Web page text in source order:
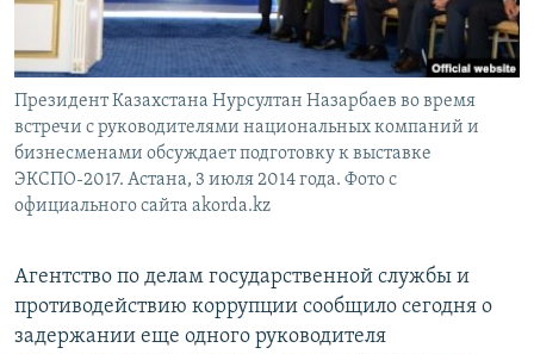
Президент Казахстана Нурсултан Назарбаев во время
встречи с руководителями национальных компаний и
бизнесменами обсуждает подготовку к выставке
ЭКСПО-2017. Астана, 3 июля 2014 года. Фото с
официального сайта akorda.kz
Агентство по делам государственной службы и
противодействию коррупции сообщило сегодня о
задержании еще одного руководителя